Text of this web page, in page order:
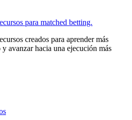
para matched betting.
creados para aprender más
avanzar hacia una ejecución más